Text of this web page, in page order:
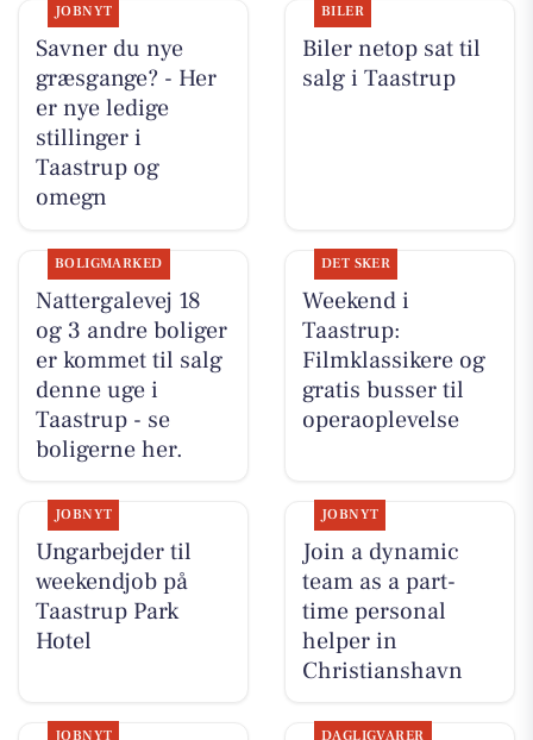
JOBNYT
Savner du nye
græsgange? - Her
er nye ledige
stillinger i
Taastrup og
omegn
BILER
Biler netop sat til
salg i Taastrup
BOLIGMARKED
Nattergalevej 18
og 3 andre boliger
er kommet til salg
denne uge i
Taastrup - se
boligerne her.
DET SKER
Weekend i
Taastrup:
Filmklassikere og
gratis busser til
operaoplevelse
JOBNYT
Ungarbejder til
weekendjob på
Taastrup Park
Hotel
JOBNYT
Join a dynamic
team as a part-
time personal
helper in
Christianshavn
JOBNYT DAGLIGVARER